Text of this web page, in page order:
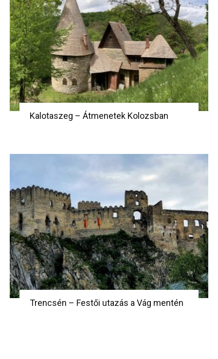
Kalotaszeg – Átmenetek Kolozsban
Trencsén – Festői utazás a Vág mentén